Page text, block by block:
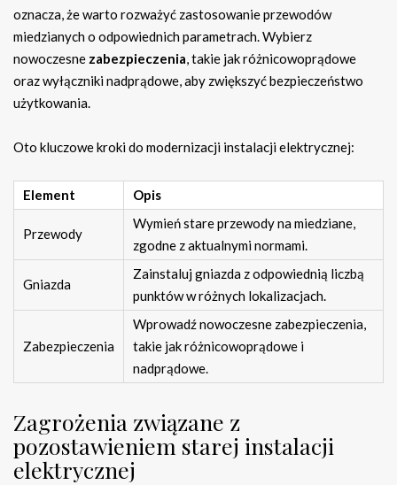
oznacza, że warto rozważyć zastosowanie przewodów
miedzianych o odpowiednich parametrach. Wybierz
nowoczesne zabezpieczenia, takie jak różnicowoprądowe
oraz wyłączniki nadprądowe, aby zwiększyć bezpieczeństwo
użytkowania.
Oto kluczowe kroki do modernizacji instalacji elektrycznej:
Element Opis
Przewody
Wymień stare przewody na miedziane,
zgodne z aktualnymi normami.
Gniazda
Zainstaluj gniazda z odpowiednią liczbą
punktów w różnych lokalizacjach.
Zabezpieczenia
Wprowadź nowoczesne zabezpieczenia,
takie jak różnicowoprądowe i
nadprądowe.
Zagrożenia związane z
pozostawieniem starej instalacji
elektrycznej